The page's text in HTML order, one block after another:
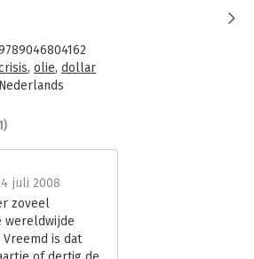
beschrijft de gevolgen van een
Maar dit is nog maar het begin.
schaarser en benzine steeds
olieproductie binnen enkele
Dat moment wordt Peak Oil
nog veel hogere energieprijzen. Dat
hebben voor onze manier van leven.
duurder worden wanneer we
graan en maïs maken. In de VS wordt al
in auto's verstookt. De voedselcrisis
met elkaar te maken.
in de olieproductie precies bereikt?
, olie, dollar
Nederlands
Economie
juli 2008
zoveel
wereldwijde
is dat